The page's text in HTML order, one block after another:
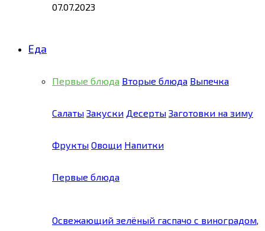
07.07.2023
Еда
Первые блюда Вторые блюда Выпечка
Салаты Закуски Десерты Заготовки на зиму
Фрукты Овощи Напитки
Первые блюда
Освежающий зелёный гаспачо с виноградом,